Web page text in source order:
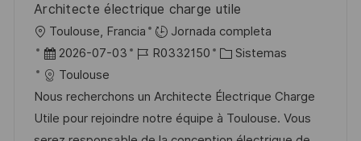
l
i
c
a
c
i
Architecte électrique charge utile
U
b
c
a
Toulouse, Francia
Jornada completa
F
e
c
h
2026-07-03
I
d
e
R0332150
C
t
e
Sistemas
Toulouse
Nous recherchons un Architecte Électrique Charge
Utile pour rejoindre notre équipe à Toulouse. Vous